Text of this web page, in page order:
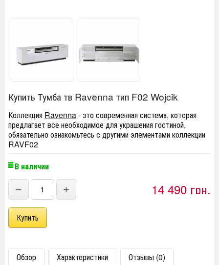
Купить Тумба тв Ravenna тип F02 Wojcik
Коллекция Ravenna- это современная система, которая
предлагает все необходимое для украшения гостиной,
обязательно ознакомьтесь с другими элементами коллекции
RAVF02
В наличии
− + 14 490 грн.
Обзор Характеристики
Отзывы (0)